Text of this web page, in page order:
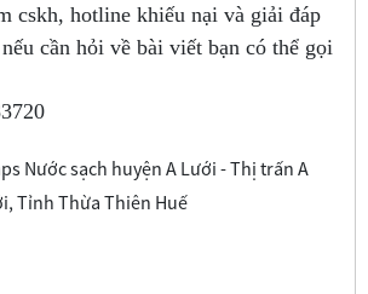
cskh, hotline khiếu nại và giải đáp
cần hỏi về bài viết bạn có thể gọi
Nước sạch huyện A Lưới - Thị trấn A
Tỉnh Thừa Thiên Huế